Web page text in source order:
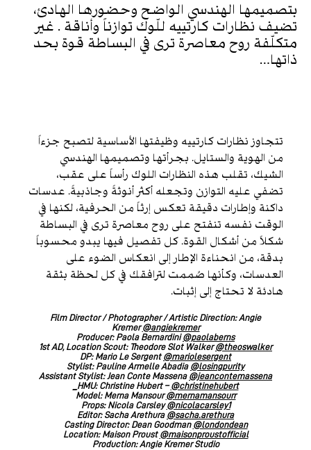
بتصميمها الهندسي الواضح وحضورها الهادئ،
تضيف نظارات كارتييه للّوك توازناً وأناقة . غير
متكلّفة روح معاصرة ترى في البساطة قوة بحد
ذاتها…
تتجاوز نظارات كارتييه وظيفتها الأساسية لتصبح جزءاً
من الهوية والستايل. بجرأتها وتصميمها الهندسي
الشيك، تقلب هذه النظارات اللوك رأساً على عقب،
تضفي عليه التوازن وتجعله أكثر أنوثةً وجاذبيةً. عدسات
داكنة وإطارات دقيقة تعكس إرثاً من الحرفية، لكنها في
الوقت نفسه تنفتح على روح معاصرة ترى في البساطة
شكلاً من أشكال القوة. كل تفصيل فيها يبدو محسوباً
بدقة، من انحناءة الإطار إلى انعكاس الضوء على
العدسات، وكأنها صُممت لترافقك في كل لحظة بثقة
هادئة لا تحتاج إلى إثبات.
Film Director / Photographer / Artistic Direction: Angie
Kremer@angiekremer
Producer: Paola Bernardini@paolaberns
1st AD, Location Scout: Theodore Slot Walker@theoswalker
DP: Mario Le Sergent @mariolesergent
Stylist: Pauline Armelle Abadia @losingpurity
Assistant Stylist: Jean Conte Massena @jeancontemassena
HMU: Christine Hubert –@christinehubert_
Model: Merna Mansour@mernamansourr
Props: Nicola Carsley@nicolacarsley1
Editor: Sacha Arethura @sacha.arethura
Casting Director: Dean Goodman @londondean
Location: Maison Proust @maisonproustofficial
Production: Angie Kremer Studio